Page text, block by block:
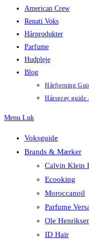
American Crew
Renati Voks
Hårprodukter
Parfume
Hudpleje
Blog
Hårfjerning
Hårspray guide
Menu Luk
Voksguide
Brands & Mærker
Calvin Klein
Ecooking
Moroccanoil
Parfume
Ole
ID Hair